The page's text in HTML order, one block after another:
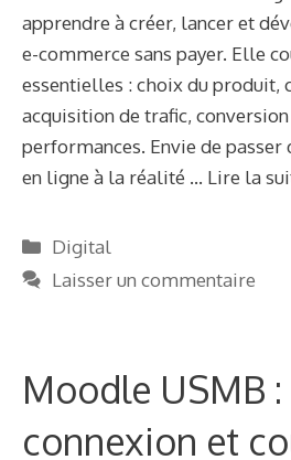
apprendre à créer, lancer et
e-commerce sans payer. Elle
essentielles : choix du produit,
acquisition de trafic,
performances. Envie de passer
en ligne à la réalité … Lire la
Catégories
Digital
Laisser un commentaire
Moodle USMB :
connexion et